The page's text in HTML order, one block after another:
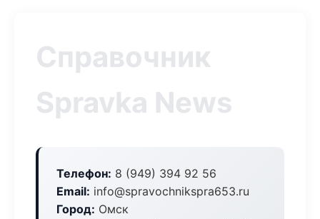
Справочник
Spravka News
Телефон: 8 (949) 394 92 56
Email: info@spravochnikspra653.ru
Город: Омск